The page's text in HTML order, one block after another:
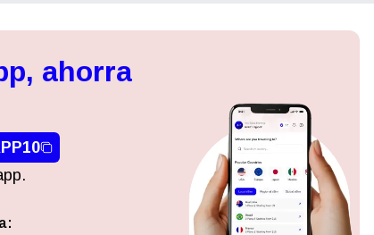
Cerrar ventana emergente
ahorra